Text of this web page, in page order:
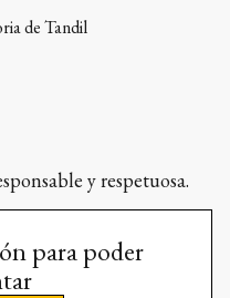
de Tandil
y respetuosa.
para poder